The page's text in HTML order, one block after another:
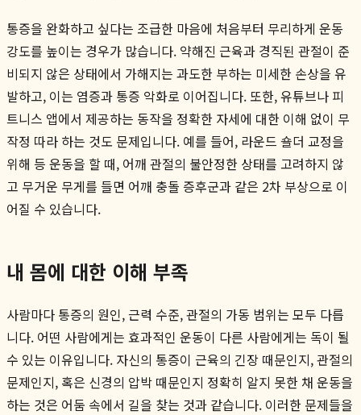
통증을 완화하고 싶다는 조급한 마음에 처음부터 무리하게 운동
강도를 높이는 경우가 많습니다. 약해진 근육과 경직된 관절이 준
비되지 않은 상태에서 가해지는 과도한 부하는 미세한 손상을 유
발하고, 이는 염증과 통증 악화로 이어집니다. 또한, 유튜브나 피
트니스 앱에서 제공하는 동작을 정확한 자세에 대한 이해 없이 무
작정 따라 하는 것도 문제입니다. 예를 들어, 라운드 숄더 교정을
위해 등 운동을 할 때, 어깨 관절의 불안정한 상태를 고려하지 않
고 무거운 무게를 들면 어깨 충돌 증후군과 같은 2차 부상으로 이
어질 수 있습니다.
내 몸에 대한 이해 부족
사람마다 통증의 원인, 근력 수준, 관절의 가동 범위는 모두 다릅
니다. 어떤 사람에게는 효과적인 운동이 다른 사람에게는 독이 될
수 있는 이유입니다. 자신의 통증이 근육의 긴장 때문인지, 관절의
문제인지, 혹은 신경의 압박 때문인지 정확히 알지 못한 채 운동을
하는 것은 어둠 속에서 길을 찾는 것과 같습니다. 이러한 문제들을